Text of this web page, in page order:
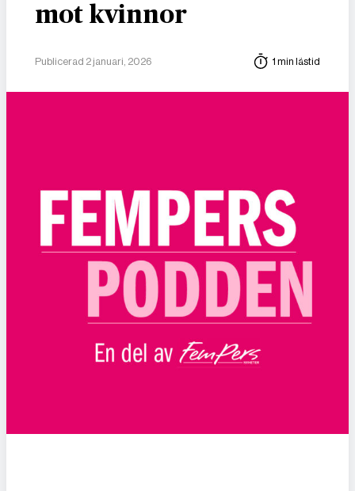
mot kvinnor
Publicerad 2 januari, 2026 1 min lästid